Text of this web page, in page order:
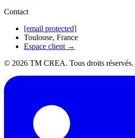
Contact
[email protected]
Toulouse, France
Espace client →
© 2026 TM CREA. Tous droits réservés.